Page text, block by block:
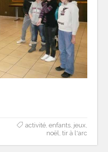
activité, enfants, jeux
noël
tir à l'arc